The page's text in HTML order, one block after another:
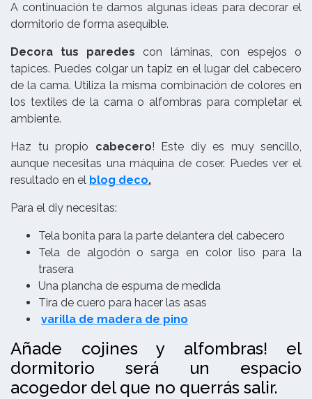
A continuación te damos algunas ideas para decorar el
dormitorio de forma asequible.
Decora tus paredes con láminas, con espejos o
tapices. Puedes colgar un tapiz en el lugar del cabecero
de la cama. Utiliza la misma combinación de colores en
los textiles de la cama o alfombras para completar el
ambiente.
Haz tu propio cabecero! Este diy es muy sencillo,
aunque necesitas una máquina de coser. Puedes ver el
resultado en el blog deco.
Para el diy necesitas:
Tela bonita para la parte delantera del cabecero
Tela de algodón o sarga en color liso para la
trasera
Una plancha de espuma de medida
Tira de cuero para hacer las asas
varilla de madera de pino
Añade cojines y alfombras! el
dormitorio será un espacio
acogedor del que no querrás salir.